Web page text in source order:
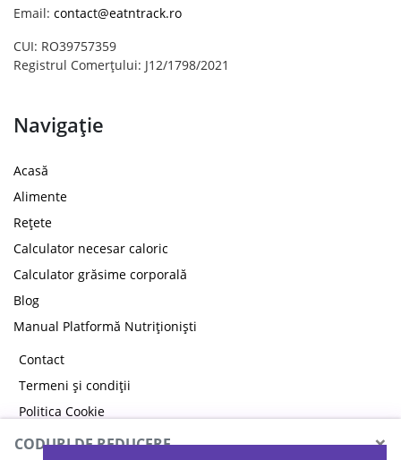
Email: contact@eatntrack.ro
CUI: RO39757359
Registrul Comerțului: J12/1798/2021
Navigație
Acasă
Alimente
Rețete
Calculator necesar caloric
Calculator grăsime corporală
Blog
Manual Platformă Nutriționiști
Contact
Termeni și condiții
Politica Cookie
Politica de confidențialitate
CODURI DE REDUCERE ×